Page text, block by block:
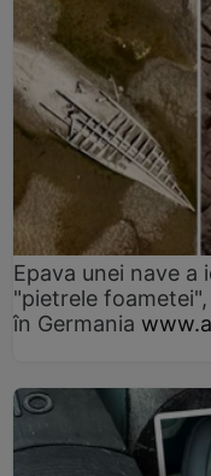
Epava unei nave a
"pietrele
în Germania